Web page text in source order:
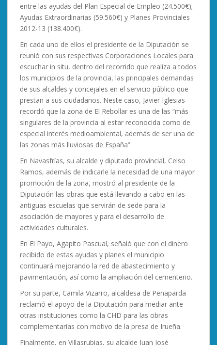
entre las ayudas del Plan Especial de Empleo (24.500€);
Ayudas Extraordinarias (59.560€) y Planes Provinciales
2012-13 (138.400€).
En cada uno de ellos el presidente de la Diputación se
reunió con sus respectivas Corporaciones Locales para
escuchar in situ, dentro del recorrido que realiza a todos
los municipios de la provincia, las principales demandas
de sus alcaldes y concejales en el servicio público que
prestan a sus ciudadanos. Neste caso, Javier Iglesias
recordó que la zona de El Rebollar es una de las “más
singulares de la provincia al estar reconocida como de
especial interés medioambiental, además de ser una de
las zonas más lluviosas de España”.
En Navasfrías, su alcalde y diputado provincial, Celso
Ramos, además de indicarle la necesidad de una mayor
promoción de la zona, mostró al presidente de la
Diputación las obras que está llevando a cabo en las
antiguas escuelas que servirán de sede para la
asociación de mayores y para el desarrollo de
actividades culturales.
En El Payo, Agapito Pascual, señaló que con el dinero
recibido de estas ayudas y planes el municipio
continuará mejorando la red de abastecimiento y
pavimentación, así como la ampliación del cementerio.
Por su parte, Camila Vizarro, alcaldesa de Peñaparda
reclamó el apoyo de la Diputación para mediar ante
otras instituciones como la CHD para las obras
complementarias con motivo de la presa de Irueña.
Finalmente, en Villasrubias, su alcalde Juan José